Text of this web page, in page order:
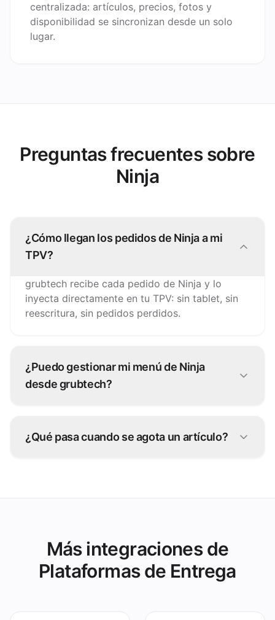
centralizada: artículos, precios, fotos y
disponibilidad se sincronizan desde un solo
lugar.
Preguntas frecuentes sobre
Ninja
¿Cómo llegan los pedidos de Ninja a mi
TPV?
grubtech recibe cada pedido de Ninja y lo
inyecta directamente en tu TPV: sin tablet, sin
reescritura, sin pedidos perdidos.
¿Puedo gestionar mi menú de Ninja
desde grubtech?
Ninja y en todos los demás canales conectados.
¿Qué pasa cuando se agota un artículo?
Más integraciones de
Plataformas de Entrega